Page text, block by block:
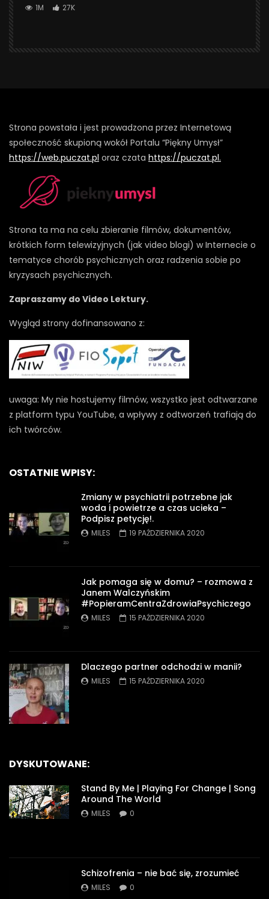
1M 27K
Strona powstała i jest prowadzona przez Internetową
społeczność skupioną wokół Portalu “Piękny Umysł”
https://web.puczat.pl oraz czata https://puczat.pl.
Strona ta ma na celu zbieranie filmów, dokumentów,
krótkich form telewizyjnych (jak video blogi) w Internecie o
tematyce chorób psychicznych oraz radzenia sobie po
kryzysach psychicznych.
Zapraszamy do Video Lektury.
Wygląd strony dofinansowano z:
uwaga: My nie hostujemy filmów, wszystko jest odtwarzane
z platform typu YouTube, a wpływy z odtworzeń trafiają do
ich twórców.
OSTATNIE WPISY:
Zmiany w psychiatrii potrzebne jak
woda i powietrze a czas ucieka –
Podpisz petycję!.
MILES 19 PAŹDZIERNIKA 2020
Jak pomaga się w domu? – rozmowa z
Janem Walczyńskim
#PopieramCentraZdrowiaPsychiczego
MILES 15 PAŹDZIERNIKA 2020
Dlaczego partner odchodzi w manii?
MILES 15 PAŹDZIERNIKA 2020
DYSKUTOWANE:
Stand By Me | Playing For Change | Song
Around The World
MILES 0
Schizofrenia – nie bać się, zrozumieć
MILES 0